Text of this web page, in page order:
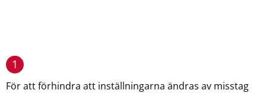
1
För att förhindra att inställningarna ändras av misstag